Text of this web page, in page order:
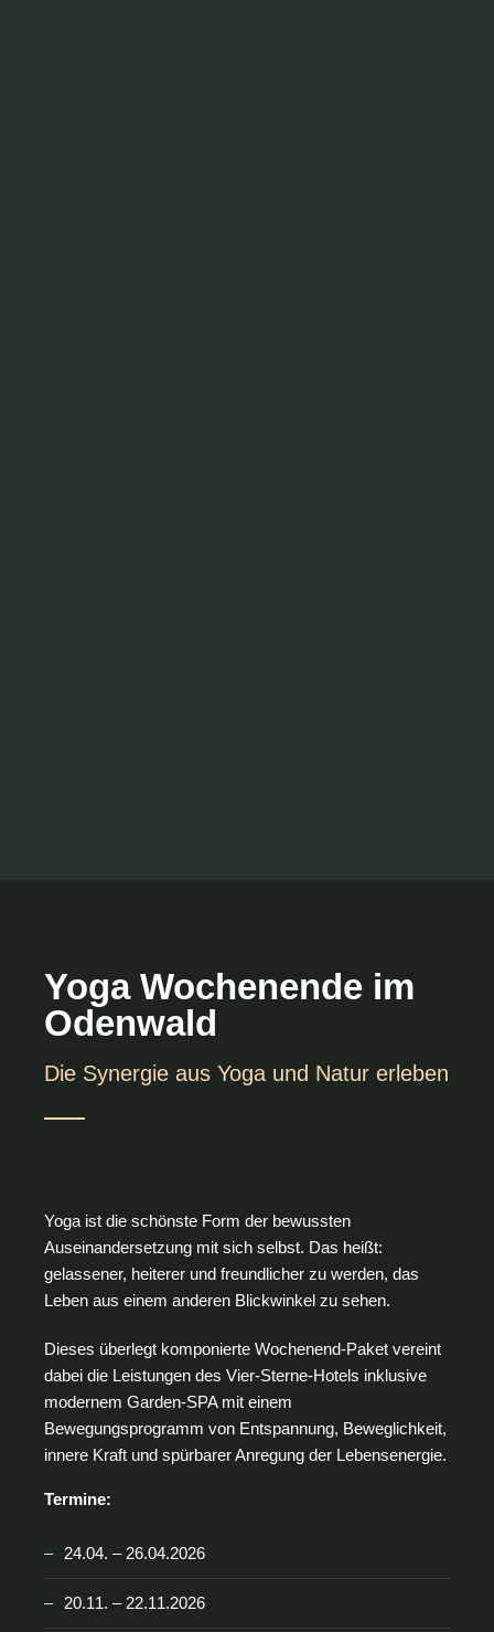
Yoga Wochenende im
Odenwald
Die Synergie aus Yoga und Natur erleben
Yoga ist die schönste Form der bewussten
Auseinandersetzung mit sich selbst. Das heißt:
gelassener, heiterer und freundlicher zu werden, das
Leben aus einem anderen Blickwinkel zu sehen.
Dieses überlegt komponierte Wochenend-Paket vereint
dabei die Leistungen des Vier-Sterne-Hotels inklusive
modernem Garden-SPA mit einem
Bewegungsprogramm von Entspannung, Beweglichkeit,
innere Kraft und spürbarer Anregung der Lebensenergie.
Termine:
24.04. – 26.04.2026
20.11. – 22.11.2026